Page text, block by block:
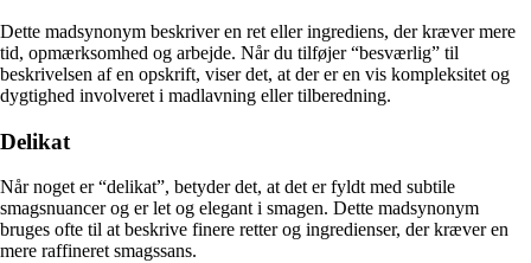
Dette madsynonym beskriver en ret eller ingrediens, der kræver mere
tid, opmærksomhed og arbejde. Når du tilføjer “besværlig” til
beskrivelsen af en opskrift, viser det, at der er en vis kompleksitet og
dygtighed involveret i madlavning eller tilberedning.
Delikat
Når noget er “delikat”, betyder det, at det er fyldt med subtile
smagsnuancer og er let og elegant i smagen. Dette madsynonym
bruges ofte til at beskrive finere retter og ingredienser, der kræver en
mere raffineret smagssans.